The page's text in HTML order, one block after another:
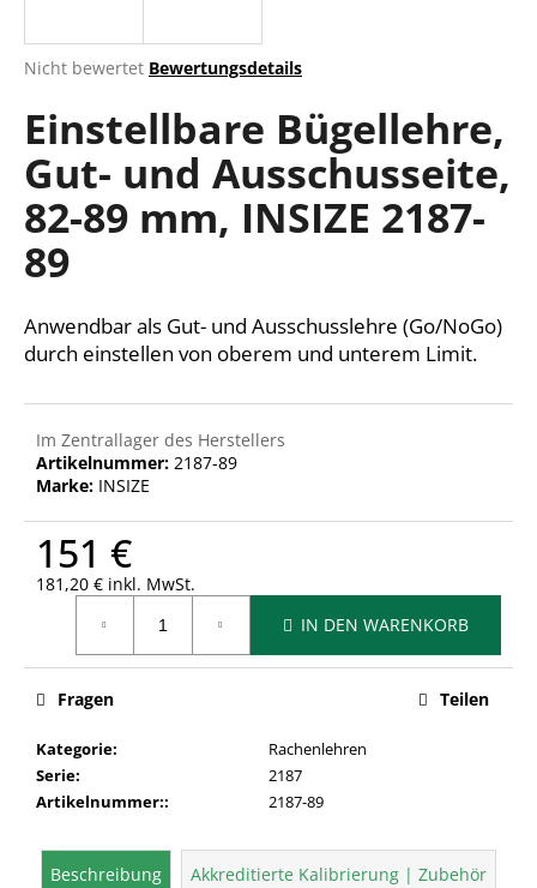
Die
Produktbewertung
ist
0,0
von
5
Sternen.
Nicht bewertet Bewertungsdetails
Einstellbare Bügellehre,
Gut- und Ausschusseite,
82-89 mm, INSIZE 2187-
89
Anwendbar als Gut- und Ausschusslehre (Go/NoGo)
durch einstellen von oberem und unterem Limit.
Im Zentrallager des Herstellers
Artikelnummer: 2187-89
Marke: INSIZE
151 €
181,20 € inkl. MwSt.
IN DEN WARENKORB
Kategorie:
Rachenlehren
Serie:
2187
Artikelnummer:: 2187-89
Fragen Teilen
Beschreibung Akkreditierte Kalibrierung | Zubehör
W
i
r
e
p
f
h
e
n